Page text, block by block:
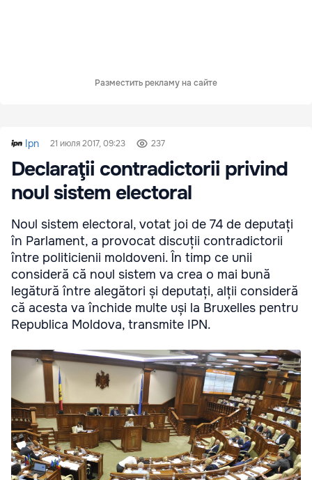
Разместить рекламу на сайте
Ipn 21 июля 2017, 09:23 237
Declaraţii contradictorii privind
noul sistem electoral
Noul sistem electoral, votat joi de 74 de deputați
în Parlament, a provocat discuții contradictorii
între politicienii moldoveni. În timp ce unii
consideră că noul sistem va crea o mai bună
legătură între alegători și deputați, alții consideră
că acesta va închide multe uși la Bruxelles pentru
Republica Moldova, transmite IPN.